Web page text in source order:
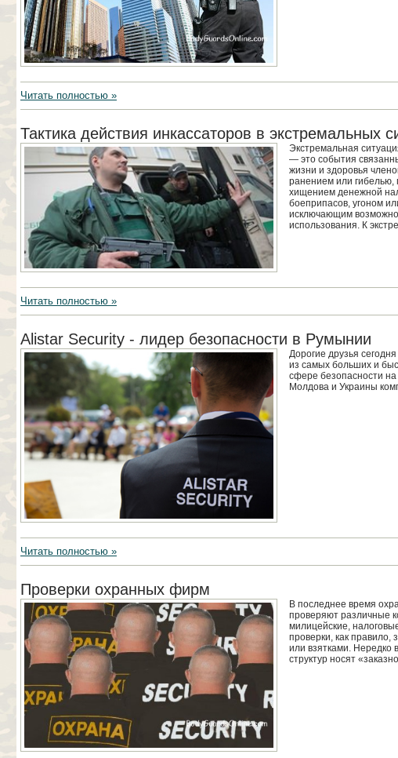
Читать полностью »
Тактика действия инкассаторов в экстремальных
Экстремальная
— это события
жизни и здоровья
ранением или гибелью,
хищением денежной
боеприпасов, угоном
исключающим
использования. К
Читать полностью »
Alistar Security - лидер безопасности в Румынии
Дорогие друзья
из самых больших и
сфере безопасности
Молдова и Украины
Читать полностью »
Проверки охранных фирм
В последнее время
проверяют различные
милицейские,
проверки, как
или взятками. Нередко
структур носят